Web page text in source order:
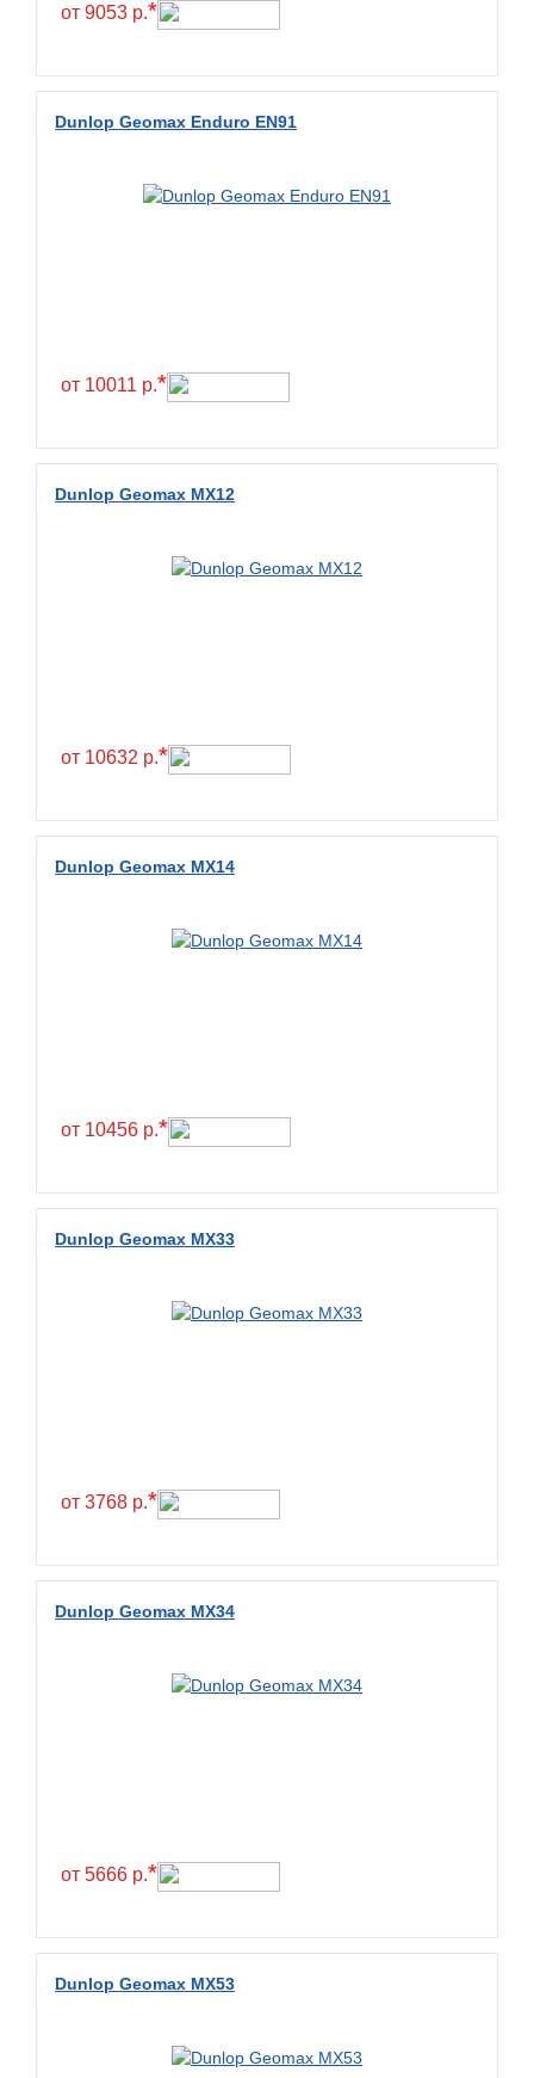
от 9053 р.*
Dunlop Geomax Enduro EN91
от 10011 р.*
Dunlop Geomax MX12
от 10632 р.*
Dunlop Geomax MX14
от 10456 р.*
Dunlop Geomax MX33
от 3768 р.*
Dunlop Geomax MX34
от 5666 р.*
Dunlop Geomax MX53